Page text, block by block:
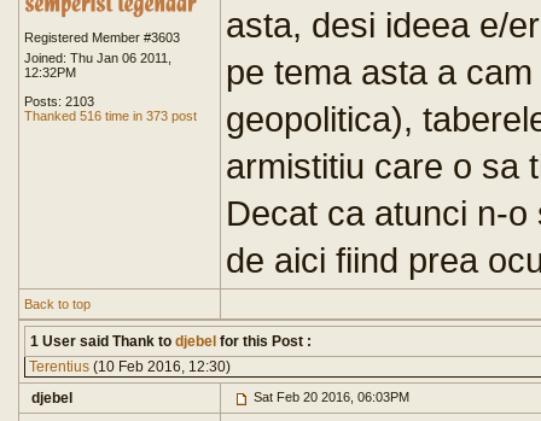
Registered Member #3603
Joined: Thu Jan 06 2011,
12:32PM
Posts: 2103
Thanked 516 time in 373 post
asta, desi ideea e/
pe tema asta a
geopolitica),
armistitiu care o sa
Decat ca atunci n-
de aici fiind prea
Back to top
1 User said Thank to djebel for this Post :
Terentius (10 Feb 2016, 12:30)
djebel
Sat Feb 20 2016, 06:03PM